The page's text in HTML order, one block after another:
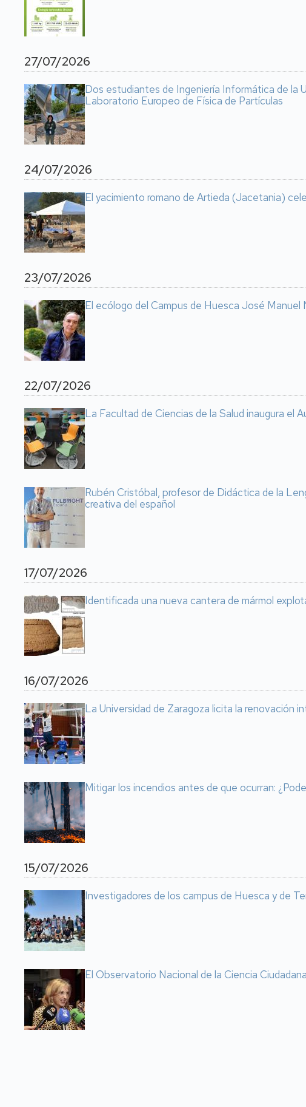
27/07/2026
Dos estudiantes de Ingeniería Informática de la
Laboratorio Europeo de Física de Partículas
24/07/2026
El yacimiento romano de Artieda (Jacetania)
23/07/2026
El ecólogo del Campus de Huesca José Manuel
22/07/2026
La Facultad de Ciencias de la Salud inaugura el
Rubén Cristóbal, profesor de Didáctica de la
creativa del español
17/07/2026
Identificada una nueva cantera de mármol
16/07/2026
La Universidad de Zaragoza licita la renovación
Mitigar los incendios antes de que ocurran:
15/07/2026
Investigadores de los campus de Huesca y de
El Observatorio Nacional de la Ciencia